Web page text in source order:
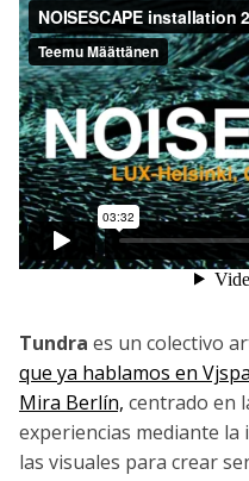
Tundra es un colectivo
que ya hablamos en
Mira Berlín, centrado en
experiencias mediante
las visuales para crear